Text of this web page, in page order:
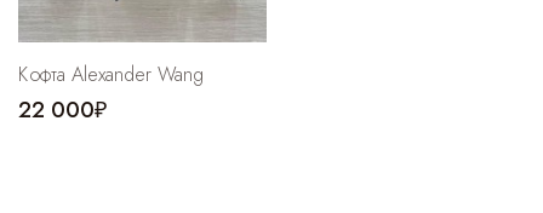
Кофта Alexander Wang
22 000₽